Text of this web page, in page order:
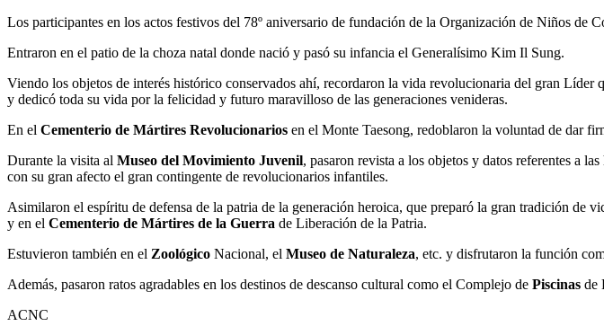
Los participantes en los actos festivos del 78º aniversario de fundación de la Organización de Niños de
Entraron en el patio de la choza natal donde nació y pasó su infancia el Generalísimo Kim Il Sung.
Viendo los objetos de interés histórico conservados ahí, recordaron la vida revolucionaria del gran
y dedicó toda su vida por la felicidad y futuro maravilloso de las generaciones venideras.
En el Cementerio de Mártires Revolucionarios en el Monte Taesong, redoblaron la voluntad de dar
Durante la visita al Museo del Movimiento Juvenil, pasaron revista a los objetos y datos referentes a
con su gran afecto el gran contingente de revolucionarios infantiles.
Asimilaron el espíritu de defensa de la patria de la generación heroica, que preparó la gran tradición de
y en el Cementerio de Mártires de la Guerra de Liberación de la Patria.
Estuvieron también en el Zoológico Nacional, el Museo de Naturaleza, etc. y disfrutaron la función
Además, pasaron ratos agradables en los destinos de descanso cultural como el Complejo de Piscinas de
ACNC